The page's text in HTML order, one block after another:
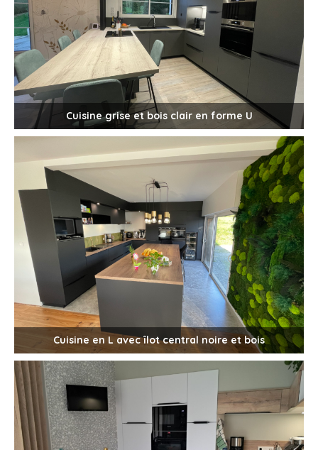
Cuisine grise et bois clair en forme U
Cuisine en L avec îlot central noire et bois